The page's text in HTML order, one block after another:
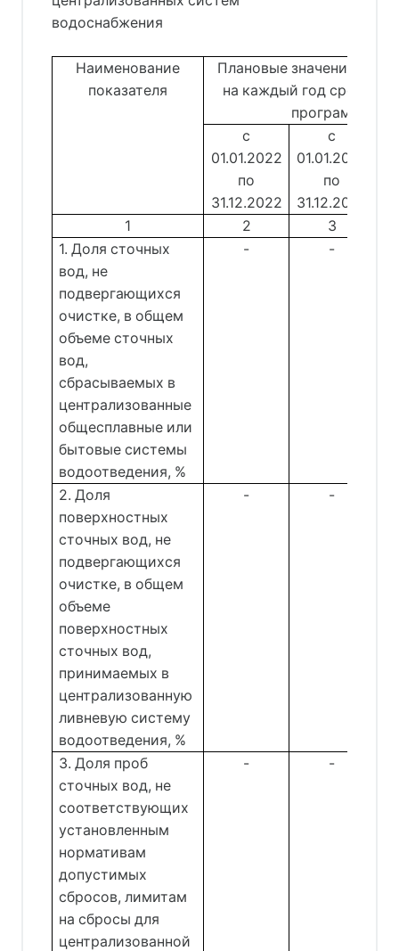
водоснабжения
Наименование
показателя
Плановые значения
на каждый год срока
программы
с
01.01.2022
по
31.12.2022
с
01.01.2023
по
31.12.2023
1
2
3
1. Доля сточных
вод, не
подвергающихся
очистке, в общем
объеме сточных
вод,
сбрасываемых в
централизованные
общесплавные или
бытовые системы
водоотведения, %
- -
2. Доля
поверхностных
сточных вод, не
подвергающихся
очистке, в общем
объеме
поверхностных
сточных вод,
принимаемых в
централизованную
ливневую систему
водоотведения, %
- -
3. Доля проб
сточных вод, не
соответствующих
установленным
нормативам
допустимых
сбросов, лимитам
на сбросы для
централизованной
- -